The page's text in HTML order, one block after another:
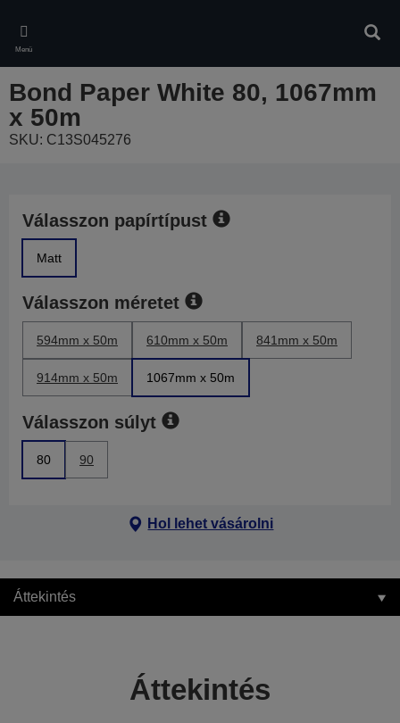
main
content
Menü
Bond Paper White 80, 1067mm
x 50m
SKU: C13S045276
Válasszon papírtípust
Matt
Válasszon méretet
594mm x 50m 610mm x 50m 841mm x 50m
914mm x 50m 1067mm x 50m
Válasszon súlyt
80 90
Hol lehet vásárolni
Áttekintés
Áttekintés